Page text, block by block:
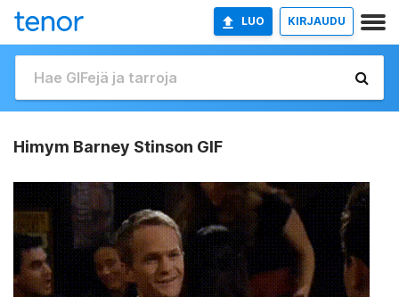
LUO KIRJAUDU
Himym Barney Stinson GIF